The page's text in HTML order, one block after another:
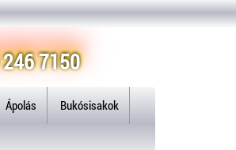
7150
Ápolás Bukósisakok